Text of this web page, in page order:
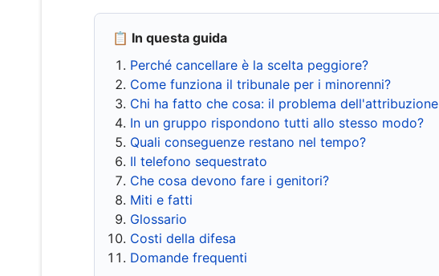
📋 In questa guida
Perché cancellare è la scelta peggiore?
Come funziona il tribunale per i minorenni?
Chi ha fatto che cosa: il problema dell'attribuzione
In un gruppo rispondono tutti allo stesso modo?
Quali conseguenze restano nel tempo?
Il telefono sequestrato
Che cosa devono fare i genitori?
Miti e fatti
Glossario
Costi della difesa
Domande frequenti